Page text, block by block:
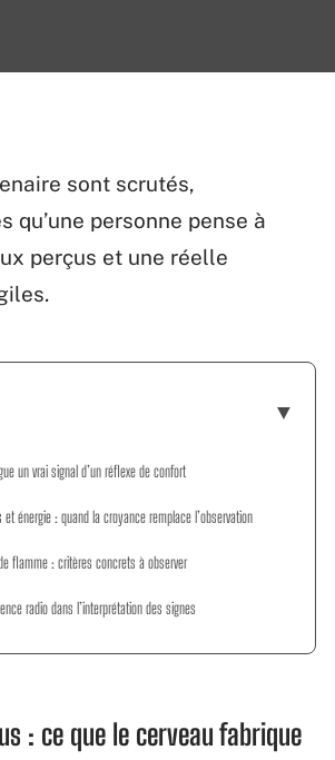
sont scrutés,
personne pense à
perçus et une réelle
un vrai signal d’un réflexe de confort
et énergie : quand la croyance remplace l’observation
flamme : critères concrets à observer
radio dans l’interprétation des signes
: ce que le cerveau fabrique